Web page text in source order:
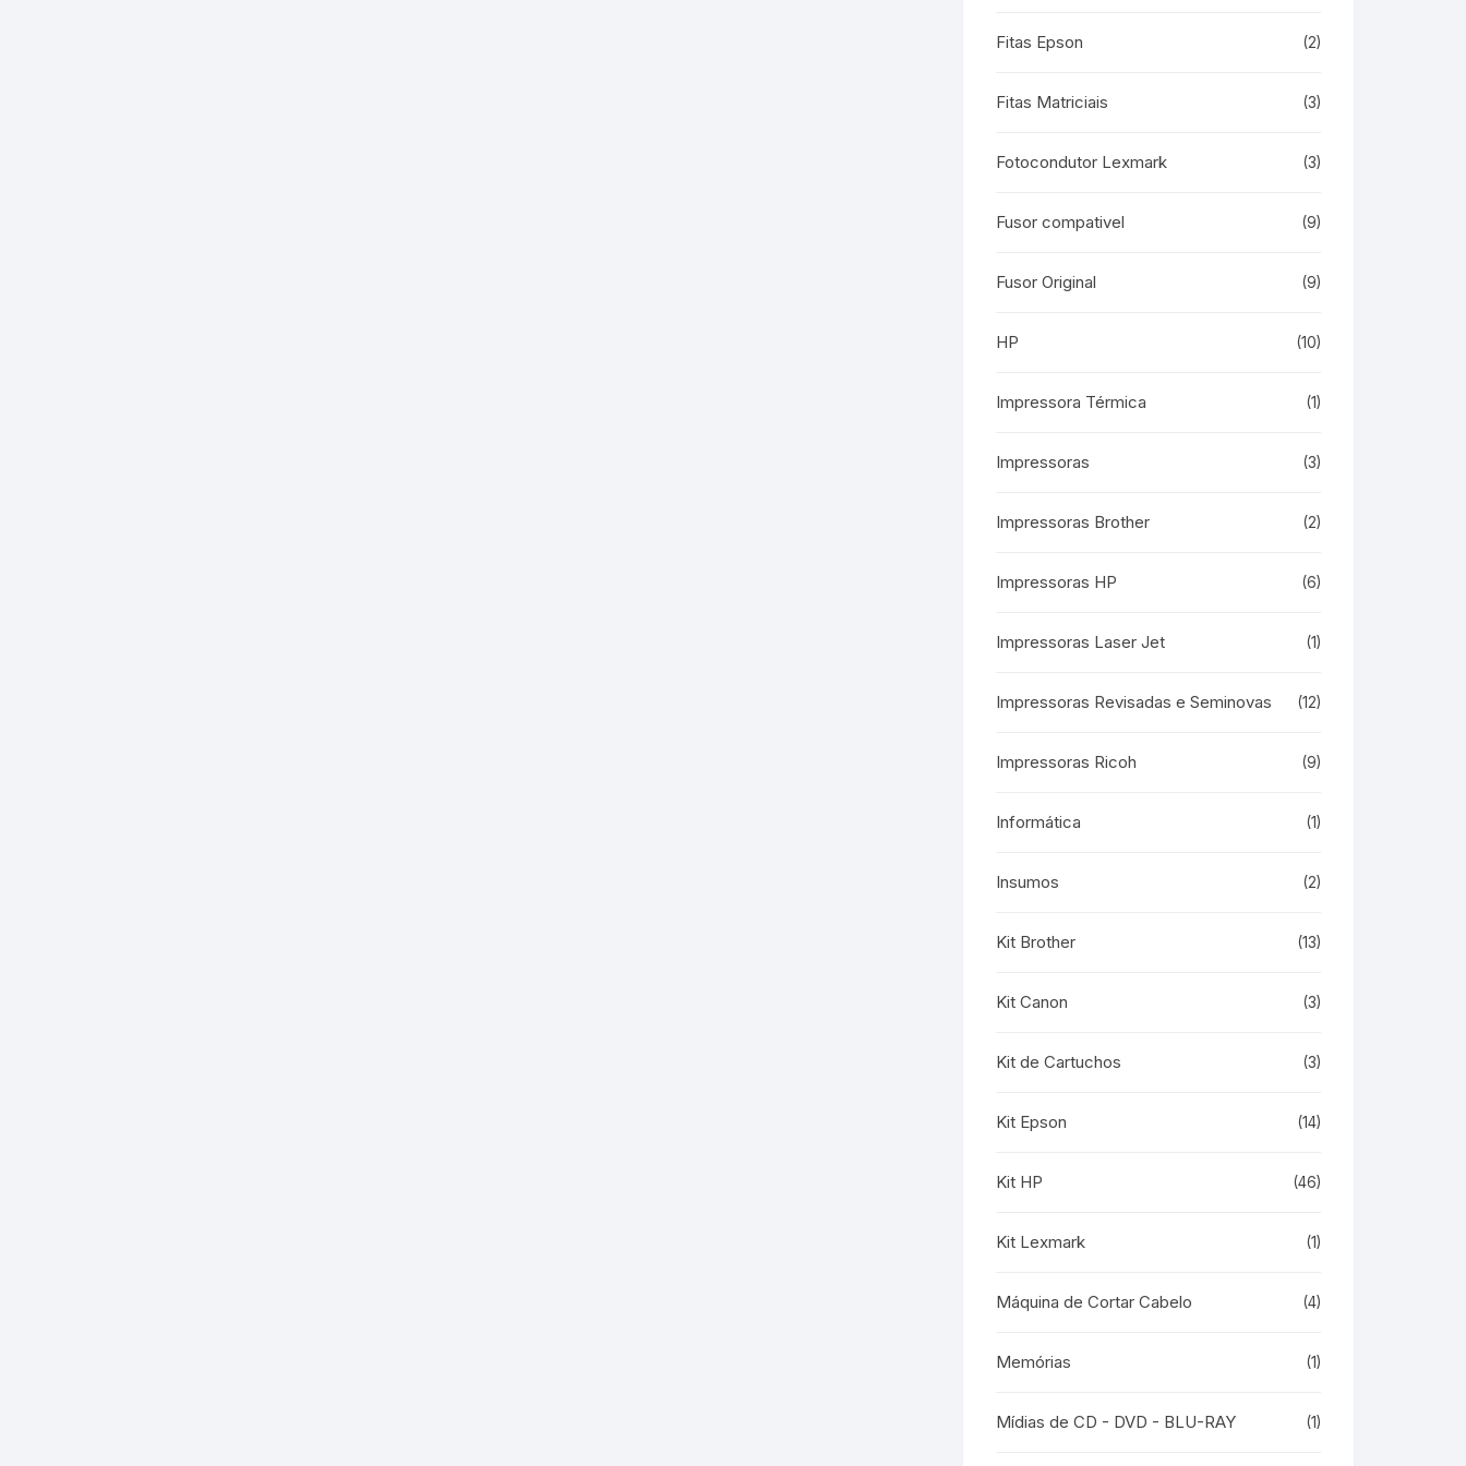
Fitas Epson (2)
Fitas Matriciais (3)
Fotocondutor Lexmark (3)
Fusor compativel (9)
Fusor Original (9)
HP (10)
Impressora Térmica (1)
Impressoras (3)
Impressoras Brother (2)
Impressoras HP (6)
Impressoras Laser Jet (1)
Impressoras Revisadas e Seminovas (12)
Impressoras Ricoh (9)
Informática (1)
Insumos (2)
Kit Brother (13)
Kit Canon (3)
Kit de Cartuchos (3)
Kit Epson (14)
Kit HP (46)
Kit Lexmark (1)
Máquina de Cortar Cabelo (4)
Memórias (1)
Mídias de CD - DVD - BLU-RAY (1)